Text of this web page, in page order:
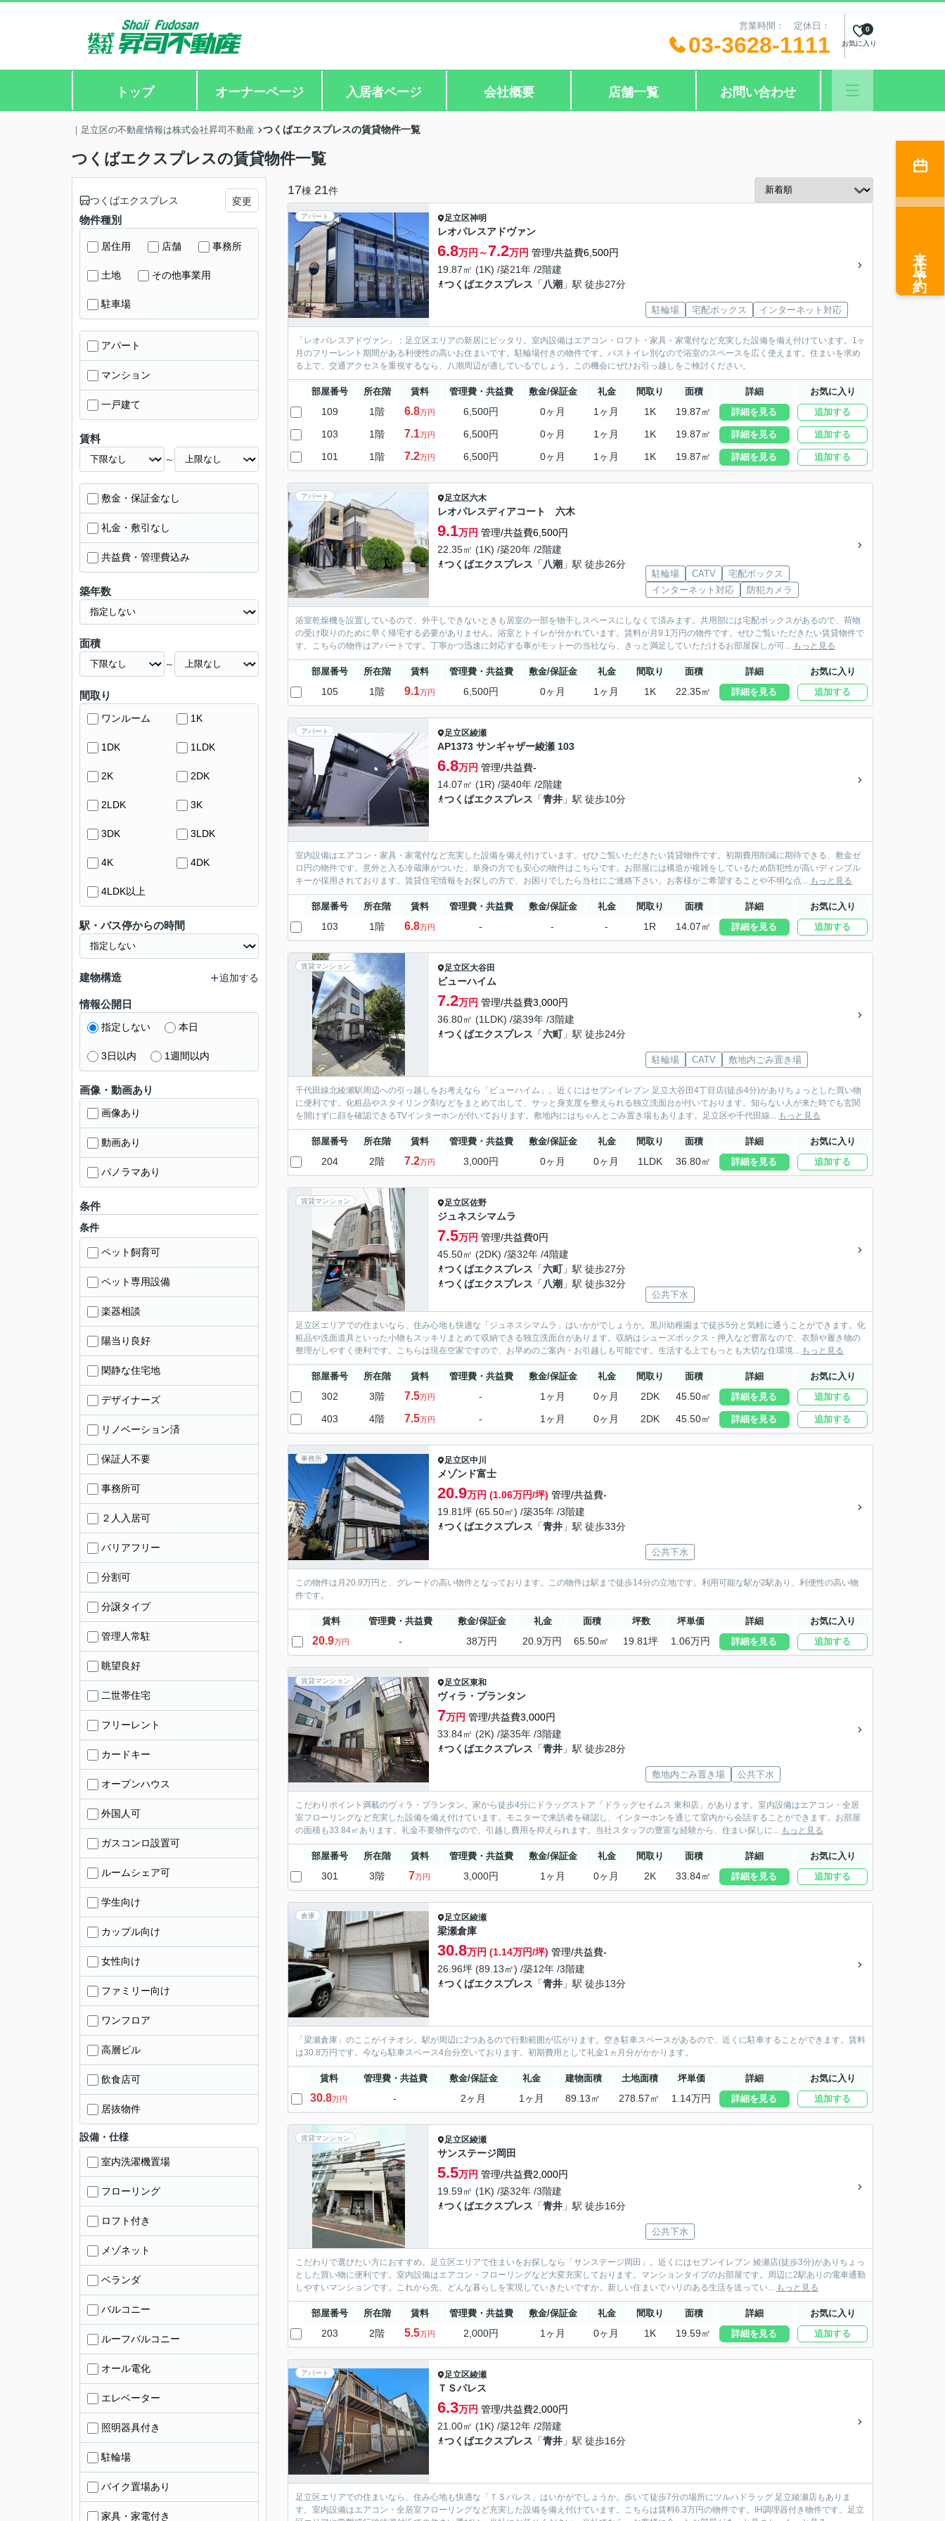
営業時間： 定休日：
03-3628-1111 お気に入り
0
トップ オーナーページ 入居者ページ 会社概要 店舗一覧 お問い合わせ
｜足立区の不動産情報は株式会社昇司不動産 つくばエクスプレスの賃貸物件一覧
つくばエクスプレスの賃貸物件一覧
17棟 21件
アパート 足立区神明
レオパレスアドヴァン
6.8万円～7.2万円 管理/共益費6,500円
19.87㎡ (1K) /築21年 /2階建
つくばエクスプレス 「 八潮 」駅 徒歩27分
駐輪場 宅配ボックス インターネット対応
「レオパレスアドヴァン」：足立区エリアの新居にピッタリ。室内設備はエアコン・ロフト・家具・家電付など充実した設備を備え付けています。1ヶ
月のフリーレント期間がある利便性の高いお住まいです。駐輪場付きの物件です。バストイレ別なので浴室のスペースを広く使えます。住まいを求め
る上で、交通アクセスを重視するなら、八潮周辺が適しているでしょう。この機会にぜひお引っ越しをご検討ください。
部屋番号 所在階 賃料 管理費・共益費 敷金/保証金 礼金 間取り 面積 詳細 お気に入り
109 1階 6.8万円 6,500円 0ヶ月 1ヶ月 1K 19.87㎡ 詳細を見る 追加する
103 1階 7.1万円 6,500円 0ヶ月 1ヶ月 1K 19.87㎡ 詳細を見る 追加する
101 1階 7.2万円 6,500円 0ヶ月 1ヶ月 1K 19.87㎡ 詳細を見る 追加する
アパート 足立区六木
レオパレスディアコート 六木
9.1万円 管理/共益費6,500円
22.35㎡ (1K) /築20年 /2階建
つくばエクスプレス 「 八潮 」駅 徒歩26分
駐輪場 CATV
宅配ボックス
インターネット対応
防犯カメラ
浴室乾燥機を設置しているので、外干しできないときも居室の一部を物干しスペースにしなくて済みます。共用部には宅配ボックスがあるので、荷物
の受け取りのために早く帰宅する必要がありません。浴室とトイレが分かれています。賃料が月9.1万円の物件です。ぜひご覧いただきたい賃貸物件で
す。こちらの物件はアパートです。丁寧かつ迅速に対応する事がモットーの当社なら、きっと満足していただけるお部屋探しが可... もっと見る
部屋番号 所在階 賃料 管理費・共益費 敷金/保証金 礼金 間取り 面積 詳細 お気に入り
105 1階 9.1万円 6,500円 0ヶ月 1ヶ月 1K 22.35㎡ 詳細を見る 追加する
アパート 足立区綾瀬
AP1373 サンギャザー綾瀬 103
6.8万円 管理/共益費-
14.07㎡ (1R) /築40年 /2階建
つくばエクスプレス 「青井 」駅 徒歩10分
室内設備はエアコン・家具・家電付など充実した設備を備え付けています。ぜひご覧いただきたい賃貸物件です。初期費用削減に期待できる、敷金ゼ
ロ円の物件です。意外と入る冷蔵庫がついた、単身の方でも安心の物件はこちらです。お部屋には構造が複雑をしているため防犯性が高いディンプル
キーが採用されております。賃貸住宅情報をお探しの方で、お困りでしたら当社にご連絡下さい。お客様がご希望することや不明な点... もっと見る
部屋番号 所在階 賃料 管理費・共益費 敷金/保証金 礼金 間取り 面積 詳細 お気に入り
103 1階 6.8万円 - - - 1R 14.07㎡ 詳細を見る 追加する
賃貸マンション 足立区大谷田
ビューハイム
7.2万円 管理/共益費3,000円
36.80㎡ (1LDK) /築39年 /3階建
つくばエクスプレス 「六町」駅 徒歩24分
駐輪場 CATV 敷地内ごみ置き場
千代田線北綾瀬駅周辺への引っ越しをお考えなら「ビューハイム」。近くにはセブンイレブン 足立大谷田4丁目店(徒歩4分)がありちょっとした買い物
に便利です。化粧品やスタイリング剤などをまとめて出して、サッと身支度を整えられる独立洗面台が付いております。知らない人が来た時でも玄関
を開けずに顔を確認できるTVインターホンが付いております。敷地内にはちゃんとごみ置き場もあります。足立区や千代田線... もっと見る
部屋番号 所在階 賃料 管理費・共益費 敷金/保証金 礼金 間取り 面積 詳細 お気に入り
204 2階 7.2万円 3,000円 0ヶ月 0ヶ月 1LDK 36.80㎡ 詳細を見る 追加する
賃貸マンション 足立区佐野
ジュネスシマムラ
7.5万円 管理/共益費0円
45.50㎡ (2DK) /築32年 /4階建
つくばエクスプレス 「六町」駅 徒歩27分
つくばエクスプレス 「 八潮 」駅 徒歩32分
公共下水
足立区エリアでの住まいなら、住み心地も快適な「ジュネスシマムラ」はいかがでしょうか。黒川幼稚園まで徒歩5分と気軽に通うことができます。化
粧品や洗面道具といった小物もスッキリまとめて収納できる独立洗面台があります。収納はシューズボックス・押入など豊富なので、衣類や履き物の
整理がしやすく便利です。こちらは現在空家ですので、お早めのご案内・お引越しも可能です。生活する上でもっとも大切な住環境... もっと見る
部屋番号 所在階 賃料 管理費・共益費 敷金/保証金 礼金 間取り 面積 詳細 お気に入り
302 3階 7.5万円 - 1ヶ月 0ヶ月 2DK 45.50㎡ 詳細を見る 追加する
403 4階 7.5万円 - 1ヶ月 0ヶ月 2DK 45.50㎡ 詳細を見る 追加する
事務所 足立区中川
メゾンド富士
20.9万円 (1.06万円/坪) 管理/共益費-
19.81坪 (65.50㎡) /築35年 /3階建
つくばエクスプレス 「青井 」駅 徒歩33分
公共下水
この物件は月20.9万円と、グレードの高い物件となっております。この物件は駅まで徒歩14分の立地です。利用可能な駅が2駅あり、利便性の高い物
件です。
賃料 管理費・共益費 敷金/保証金 礼金 面積 坪数 坪単価 詳細 お気に入り
20.9万円 - 38万円 20.9万円 65.50㎡ 19.81坪 1.06万円 詳細を見る 追加する
賃貸マンション 足立区東和
ヴィラ・プランタン
7万円 管理/共益費3,000円
33.84㎡ (2K) /築35年 /3階建
つくばエクスプレス 「青井 」駅 徒歩28分
敷地内ごみ置き場 公共下水
こだわりポイント満載のヴィラ・プランタン。家から徒歩4分にドラッグストア「ドラッグセイムス 東和店」があります。室内設備はエアコン・全居
室フローリングなど充実した設備を備え付けています。モニターで来訪者を確認し、インターホンを通じて室内から会話することができます。お部屋
の面積も33.84㎡あります。礼金不要物件なので、引越し費用を抑えられます。当社スタッフの豊富な経験から、住まい探しに... もっと見る
部屋番号 所在階 賃料 管理費・共益費 敷金/保証金 礼金 間取り 面積 詳細 お気に入り
301 3階 7万円 3,000円 1ヶ月 0ヶ月 2K 33.84㎡ 詳細を見る 追加する
倉庫 足立区綾瀬
梁瀬倉庫
30.8万円 (1.14万円/坪) 管理/共益費-
26.96坪 (89.13㎡) /築12年 /3階建
つくばエクスプレス 「青井 」駅 徒歩13分
「梁瀬倉庫」のここがイチオシ。駅が周辺に2つあるので行動範囲が広がります。空き駐車スペースがあるので、近くに駐車することができます。賃料
は30.8万円です。今なら駐車スペース4台分空いております。初期費用として礼金1ヵ月分がかかります。
賃料 管理費・共益費 敷金/保証金 礼金 建物面積 土地面積 坪単価 詳細 お気に入り
30.8万円 - 2ヶ月 1ヶ月 89.13㎡ 278.57㎡ 1.14万円 詳細を見る 追加する
賃貸マンション 足立区綾瀬
サンステージ岡田
5.5万円 管理/共益費2,000円
19.59㎡ (1K) /築32年 /3階建
つくばエクスプレス 「青井 」駅 徒歩16分
公共下水
こだわりで選びたい方におすすめ。足立区エリアで住まいをお探しなら「サンステージ岡田」。近くにはセブンイレブン 綾瀬店(徒歩3分)がありちょっ
とした買い物に便利です。室内設備はエアコン・フローリングなど大変充実しております。マンションタイプのお部屋です。周辺に2駅ありの電車通勤
しやすいマンションです。これから先、どんな暮らしを実現していきたいですか。新しい住まいでハリのある生活を送ってい... もっと見る
部屋番号 所在階 賃料 管理費・共益費 敷金/保証金 礼金 間取り 面積 詳細 お気に入り
203 2階 5.5万円 2,000円 1ヶ月 0ヶ月 1K 19.59㎡ 詳細を見る 追加する
アパート 足立区綾瀬
ＴＳパレス
6.3万円 管理/共益費2,000円
21.00㎡ (1K) /築12年 /2階建
つくばエクスプレス 「青井 」駅 徒歩16分
足立区エリアでの住まいなら、住み心地も快適な「ＴＳパレス」はいかがでしょうか。歩いて徒歩7分の場所にツルハドラッグ 足立綾瀬店もありま
す。室内設備はエアコン・全居室フローリングなど充実した設備を備え付けています。こちらは賃料6.3万円の物件です。IH調理器付き物件です。足立
つくばエクスプレス 変更
物件種別
居住用 店舗 事務所
土地 その他事業用
駐車場
アパート
マンション
一戸建て
賃料
～
敷金・保証金なし
礼金・敷引なし
共益費・管理費込み
築年数
面積
～
間取り
ワンルーム 1K
1DK 1LDK
2K 2DK
2LDK 3K
3DK 3LDK
4K 4DK
4LDK以上
駅・バス停からの時間
建物構造 追加する
情報公開日
指定しない 本日
3日以内 1週間以内
画像・動画あり
画像あり
動画あり
パノラマあり
条件
条件
ペット飼育可
ペット専用設備
楽器相談
陽当り良好
閑静な住宅地
デザイナーズ
リノベーション済
保証人不要
事務所可
２人入居可
バリアフリー
分割可
分譲タイプ
管理人常駐
眺望良好
二世帯住宅
フリーレント
カードキー
オープンハウス
外国人可
ガスコンロ設置可
ルームシェア可
学生向け
カップル向け
女性向け
ファミリー向け
ワンフロア
高層ビル
飲食店可
居抜物件
設備・仕様
室内洗濯機置場
フローリング
ロフト付き
メゾネット
ベランダ
バルコニー
ルーフバルコニー
オール電化
エレベーター
照明器具付き
駐輪場
バイク置場あり
家具・家電付き
来店予約